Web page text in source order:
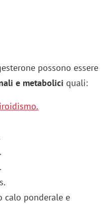
possono essere
e metabolici quali:
calo ponderale e